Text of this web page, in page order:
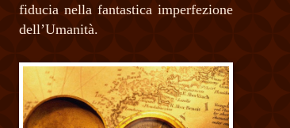
fiducia nella fantastica imperfezione
dell’Umanità.